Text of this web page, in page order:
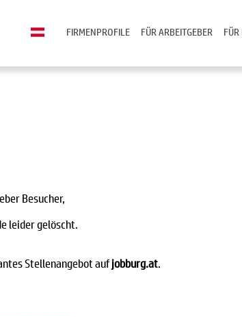
FÜR
FÜR ARBEITGEBER
FIRMENPROFILE
Besucher,
leider gelöscht.
Stellenangebot aufjobburg.at.